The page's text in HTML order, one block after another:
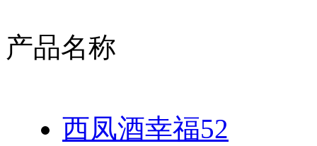
产品名称
西凤酒幸福52